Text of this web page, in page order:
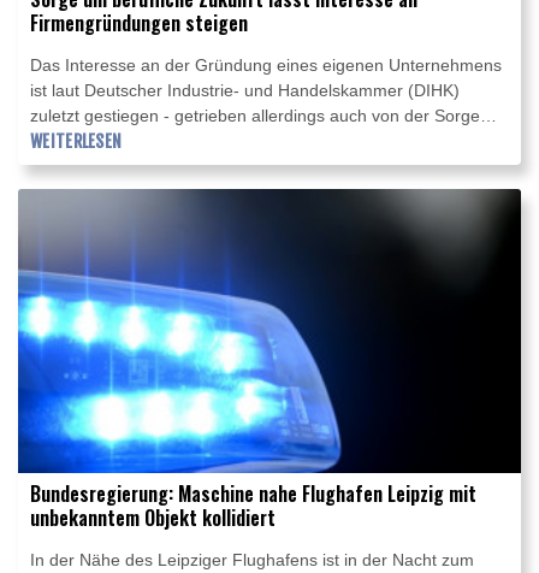
Firmengründungen steigen
Das Interesse an der Gründung eines eigenen Unternehmens
ist laut Deutscher Industrie- und Handelskammer (DIHK)
zuletzt gestiegen - getrieben allerdings auch von der Sorge
vieler Menschen um ihre berufliche Zukunft. "Fast vier von
zehn Interessierten wollen in erster Linie gründen, weil sie
angesichts der wirtschaftlichen Lage und der Transformation in
vielen Branchen um ihren Arbeitsplatz fürchten", erklärte
WEITERLESEN
Bundesregierung: Maschine nahe Flughafen Leipzig mit
unbekanntem Objekt kollidiert
In der Nähe des Leipziger Flughafens ist in der Nacht zum